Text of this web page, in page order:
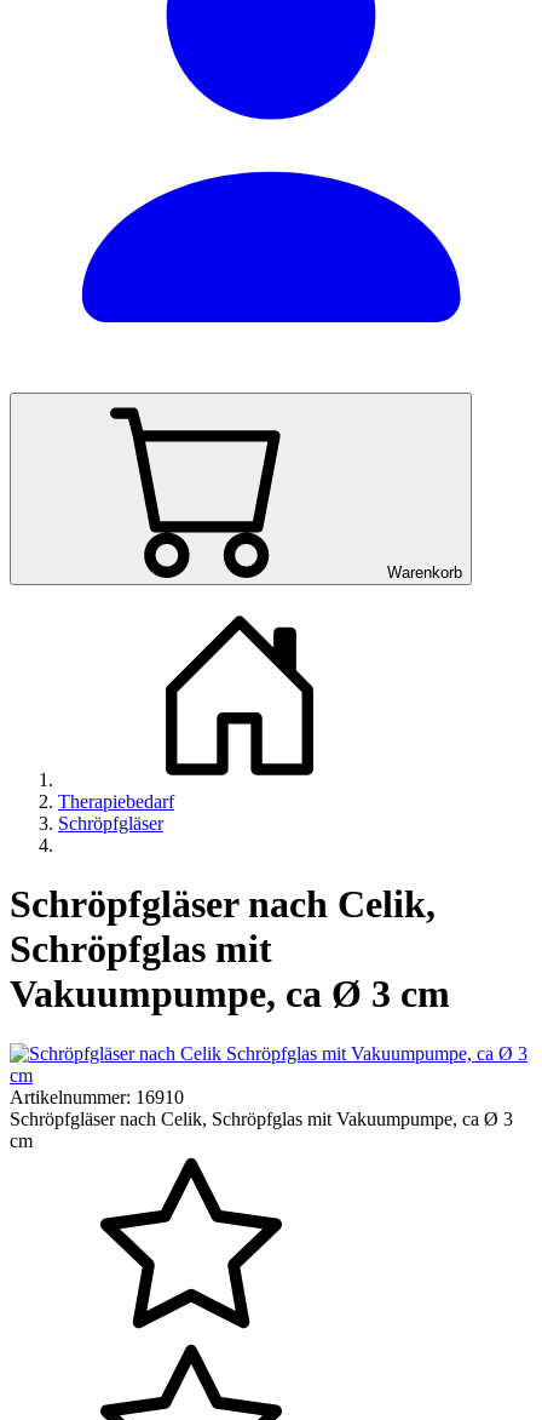
Warenkorb
Therapiebedarf
Schröpfgläser
Schröpfgläser nach Celik,
Schröpfglas mit
Vakuumpumpe, ca Ø 3 cm
Artikelnummer: 16910
Schröpfgläser nach Celik, Schröpfglas mit Vakuumpumpe, ca Ø 3
cm